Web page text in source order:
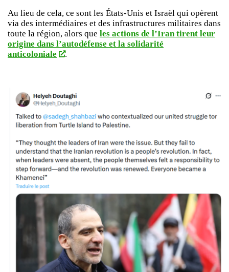
Au lieu de cela, ce sont les États-Unis et Israël qui opèrent
via des intermédiaires et des infrastructures militaires dans
toute la région, alors que les actions de l’Iran tirent leur
origine dans l’autodéfense et la solidarité
anticoloniale
.